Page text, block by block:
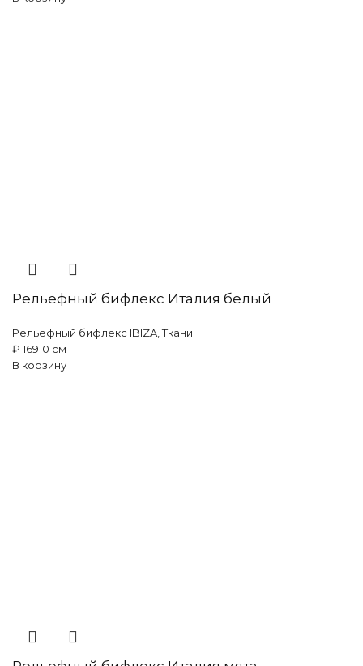
Рельефный бифлекс Италия белый
Рельефный бифлекс IBIZA ,Ткани
₽ 16910 см
В корзину